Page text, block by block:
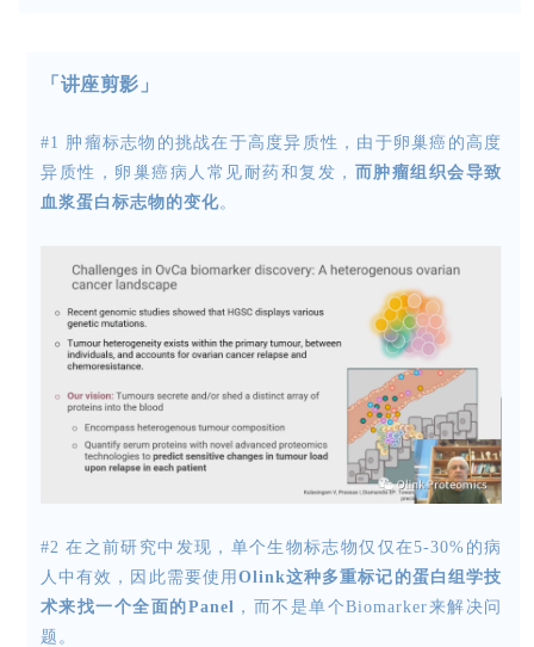
「讲座剪影」
#1 肿瘤标志物的挑战在于高度异质性，由于卵巢癌的高度
异质性，卵巢癌病人常见耐药和复发， 而肿瘤组织会导致
血浆蛋白标志物的变化。
#2在之前研究中发现，单个生物标志物仅仅在5-30%的病
人中有效，因此需要使用 Olink这种多重标记的蛋白组学技
术来找一个全面的Panel
，而不是单个Biomarker来解决问
题。